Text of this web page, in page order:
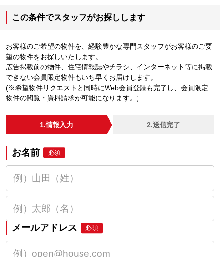
この条件でスタッフがお探しします
お客様のご希望の物件を、経験豊かな専門スタッフがお客様のご要
望の物件をお探しいたします。
広告掲載前の物件、住宅情報誌やチラシ、インターネット等に掲載
できない会員限定物件もいち早くお届けします。
(※希望物件リクエストと同時にWeb会員登録も完了し、会員限定
物件の閲覧・資料請求が可能になります。)
1.情報入力 2.送信完了
お名前 必須
メールアドレス 必須